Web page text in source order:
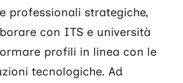
professionali strategiche,
con ITS e università
profili in linea con le
tecnologiche. Ad